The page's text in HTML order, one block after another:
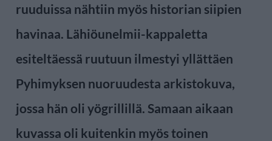
ruuduissa nähtiin myös historian siipien
havinaa. Lähiöunelmii-kappaletta
esiteltäessä ruutuun ilmestyi yllättäen
Pyhimyksen nuoruudesta arkistokuva,
jossa hän oli yögrillillä. Samaan aikaan
kuvassa oli kuitenkin myös toinen